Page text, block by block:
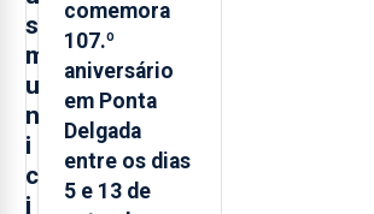
s
m
u
n
i
c
i
comemora
107.º
aniversário
em Ponta
Delgada
entre os dias
5 e 13 de